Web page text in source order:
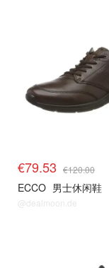
€79.53 €120.00
ECCO 男士休闲鞋
@dealmoon.de